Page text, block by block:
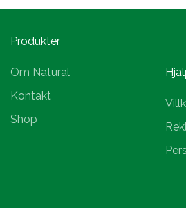
Produkter
Om Natural
Kontakt
Shop